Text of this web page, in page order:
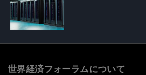
世界経済フォーラムについて